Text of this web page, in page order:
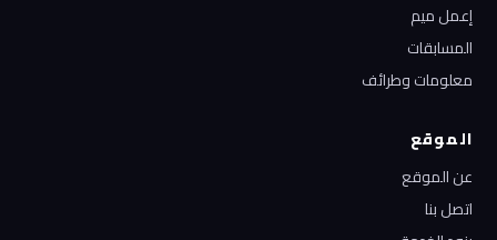
إعمل ميم
المسابقات
معلومات وطرائف
الموقع
عن الموقع
اتصل بنا